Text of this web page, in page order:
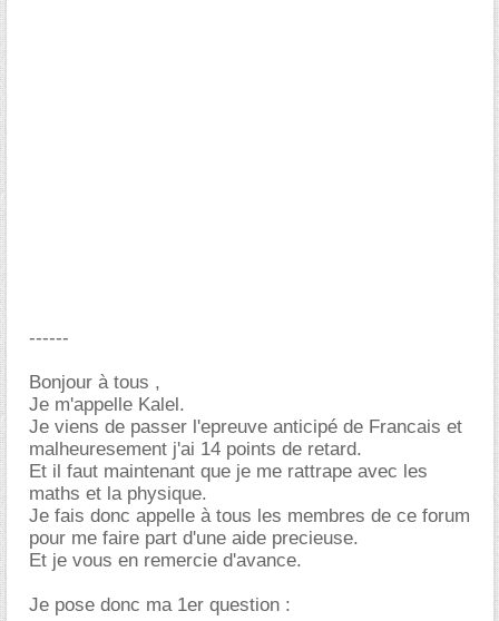
------
Bonjour à tous ,
Je m'appelle Kalel.
Je viens de passer l'epreuve anticipé de Francais et
malheuresement j'ai 14 points de retard.
Et il faut maintenant que je me rattrape avec les
maths et la physique.
Je fais donc appelle à tous les membres de ce forum
pour me faire part d'une aide precieuse.
Et je vous en remercie d'avance.
Je pose donc ma 1er question :